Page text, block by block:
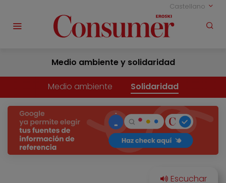
Castellano
Medio ambiente y solidaridad
Medio ambiente Solidaridad